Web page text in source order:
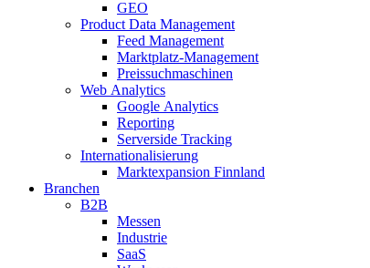
GEO
Product Data Management
Feed Management
Marktplatz-Management
Preissuchmaschinen
Web Analytics
Google Analytics
Reporting
Serverside Tracking
Internationalisierung
Marktexpansion Finnland
Branchen
B2B
Messen
Industrie
SaaS